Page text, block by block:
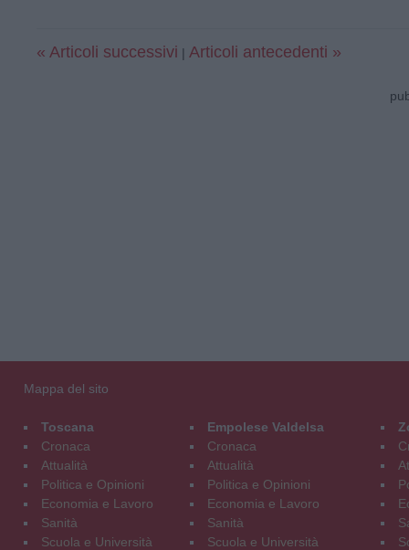
« Articoli successivi | Articoli antecedenti »
Mappa del sito
Toscana
Cronaca
Attualità
Politica e Opinioni
Economia e Lavoro
Sanità
Scuola e Università
Empolese Valdelsa
Cronaca
Attualità
Politica e Opinioni
Economia e Lavoro
Sanità
Scuola e Università